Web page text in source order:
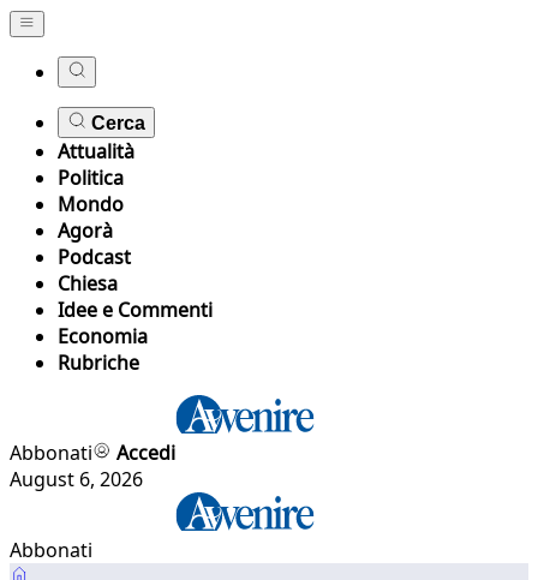
Cerca
Attualità
Politica
Mondo
Agorà
Podcast
Chiesa
Idee e Commenti
Economia
Rubriche
Abbonati
Accedi
August 6, 2026
Abbonati